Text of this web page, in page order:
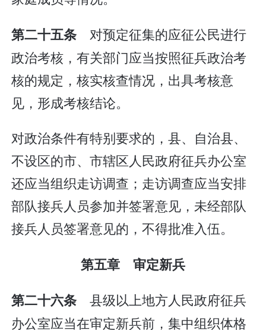
第二十五条 对预定征集的应征公民进行
政治考核，有关部门应当按照征兵政治考
核的规定，核实核查情况，出具考核意
见，形成考核结论。
对政治条件有特别要求的，县、自治县、
不设区的市、市辖区人民政府征兵办公室
还应当组织走访调查；走访调查应当安排
部队接兵人员参加并签署意见，未经部队
接兵人员签署意见的，不得批准入伍。
第五章 审定新兵
第二十六条 县级以上地方人民政府征兵
办公室应当在审定新兵前，集中组织体格